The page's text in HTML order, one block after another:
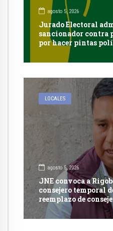
agosto 5, 2026
Jurado Electoral
sancionador contra
por hacer pintas
autorización en
LOCALES
agosto 5, 2026
JNE convoca a
consejero temporal
reemplazo de